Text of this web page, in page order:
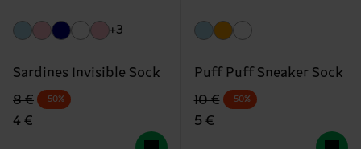
+3
Sardines Invisible Sock
Originalpreis
8 €
Reduzierter Preis
4 €
-50%
Puff Puff Sneaker Sock
Originalpreis
10 €
Reduzierter Preis
5 €
-50%